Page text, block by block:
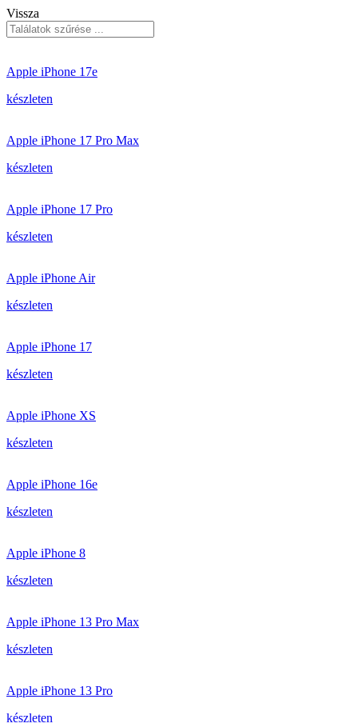
Vissza
Apple iPhone 17e
készleten
Apple iPhone 17 Pro Max
készleten
Apple iPhone 17 Pro
készleten
Apple iPhone Air
készleten
Apple iPhone 17
készleten
Apple iPhone XS
készleten
Apple iPhone 16e
készleten
Apple iPhone 8
készleten
Apple iPhone 13 Pro Max
készleten
Apple iPhone 13 Pro
készleten